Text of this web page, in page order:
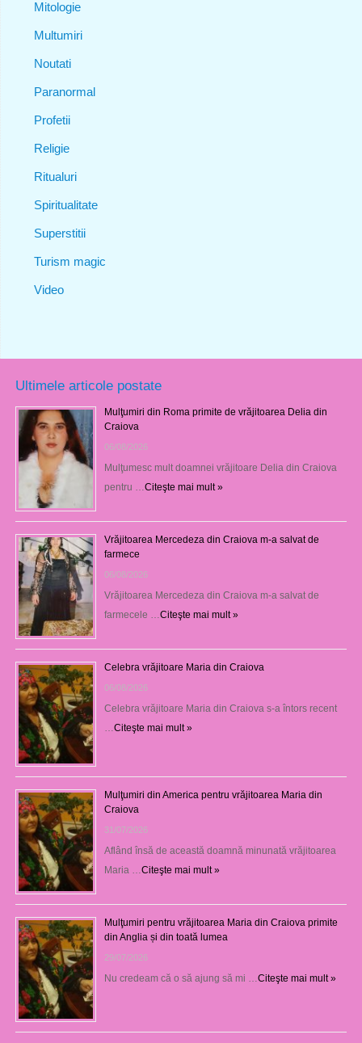
Mitologie
Multumiri
Noutati
Paranormal
Profetii
Religie
Ritualuri
Spiritualitate
Superstitii
Turism magic
Video
Ultimele articole postate
Mulţumiri din Roma primite de vrăjitoarea Delia din
Craiova
06/08/2026
Mulţumesc mult doamnei vrăjitoare Delia din Craiova
pentru … Citeşte mai mult »
Vrăjitoarea Mercedeza din Craiova m-a salvat de
farmece
06/08/2026
Vrăjitoarea Mercedeza din Craiova m-a salvat de
farmecele … Citeşte mai mult »
Celebra vrăjitoare Maria din Craiova
06/08/2026
Celebra vrăjitoare Maria din Craiova s-a întors recent
Citeşte mai mult »
Mulţumiri din America pentru vrăjitoarea Maria din
Craiova
31/07/2026
Aflând însă de această doamnă minunată vrăjitoarea
Maria … Citeşte mai mult »
Mulţumiri pentru vrăjitoarea Maria din Craiova primite
din Anglia și din toată lumea
29/07/2026
Nu credeam că o să ajung să mi … Citeşte mai mult »